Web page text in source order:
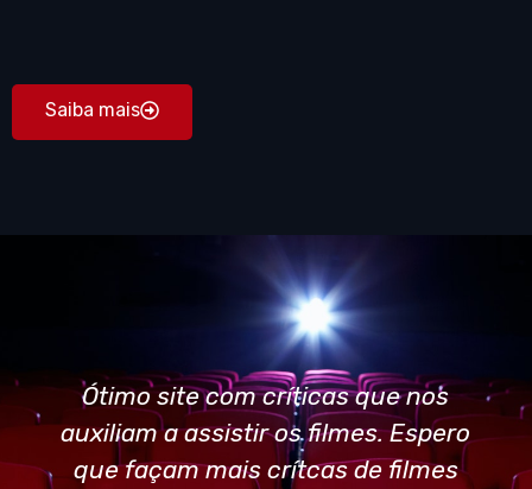
Saiba mais
Ótimo site com críticas que nos
auxiliam a assistir os filmes. Espero
que façam mais crítcas de filmes